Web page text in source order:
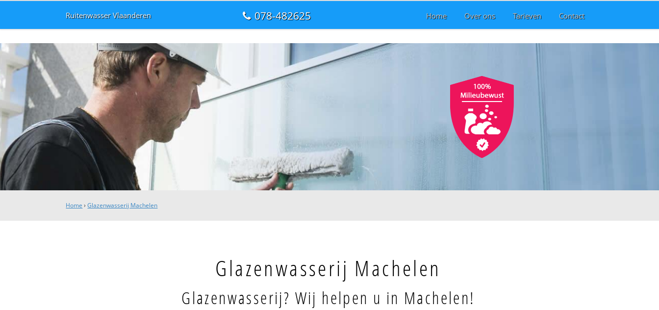
Ruitenwasser Vlaanderen 078-482625 Home Over ons Tarieven Contact
Home ›Glazenwasserij Machelen
Glazenwasserij Machelen
Glazenwasserij? Wij helpen u in Machelen!